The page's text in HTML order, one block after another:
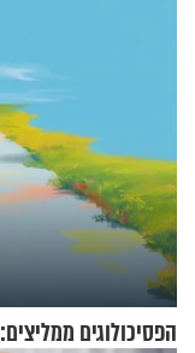
הפסיכולוגים